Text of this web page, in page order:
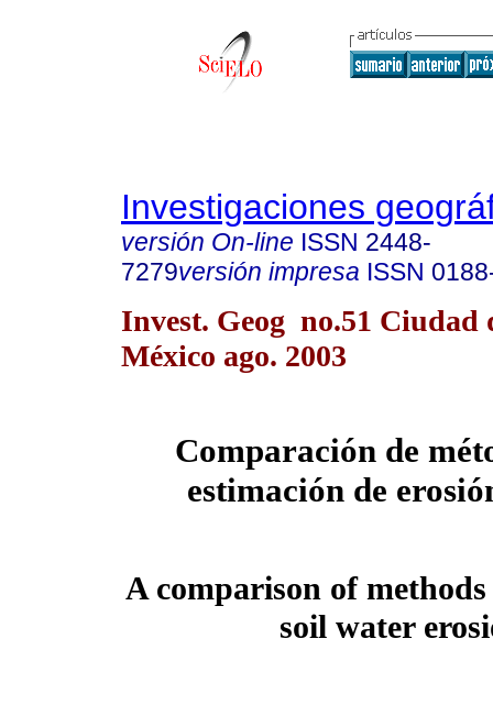
Investigaciones
versión On-line ISSN 2448-
7279versión impresa ISSN
Invest. Geog no.51 Ciudad
México ago. 2003
Comparación de
estimación de
A comparison of
soil water